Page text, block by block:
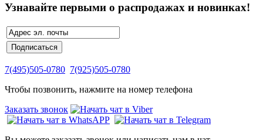
Узнавайте первыми о распродажах и новинках!
7(495)505-0780 7(925)505-0780
Чтобы позвонить, нажмите на номер телефона
Заказать звонок